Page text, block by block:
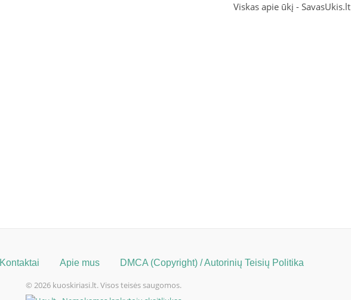
Viskas apie ūkį -SavasUkis.lt
Kontaktai Apie mus DMCA (Copyright) / Autorinių Teisių Politika
© 2026 kuoskiriasi.lt. Visos teisės saugomos.